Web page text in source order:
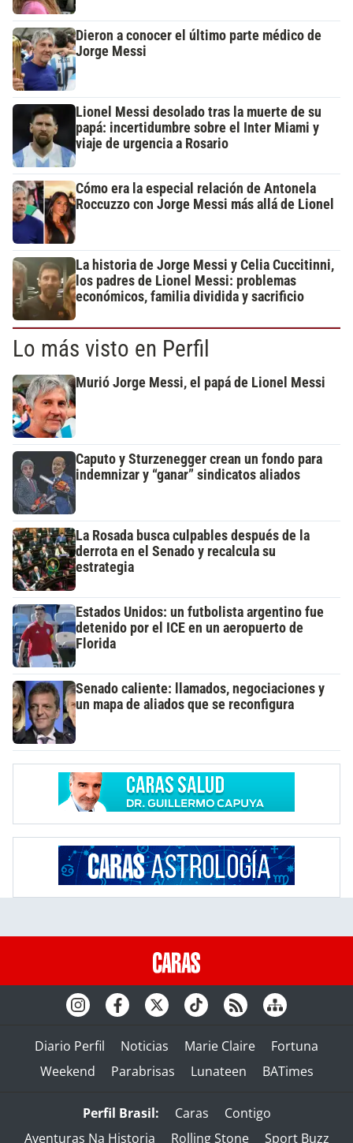
Dieron a conocer el último parte médico de
Jorge Messi
Lionel Messi desolado tras la muerte de su
papá: incertidumbre sobre el Inter Miami y
viaje de urgencia a Rosario
Cómo era la especial relación de Antonela
Roccuzzo con Jorge Messi más allá de Lionel
La historia de Jorge Messi y Celia Cuccitinni,
los padres de Lionel Messi: problemas
económicos, familia dividida y sacrificio
Lo más visto en Perfil
Murió Jorge Messi, el papá de Lionel Messi
Caputo y Sturzenegger crean un fondo para
indemnizar y “ganar” sindicatos aliados
La Rosada busca culpables después de la
derrota en el Senado y recalcula su
estrategia
Estados Unidos: un futbolista argentino fue
detenido por el ICE en un aeropuerto de
Florida
Senado caliente: llamados, negociaciones y
un mapa de aliados que se reconfigura
Diario Perfil Noticias Marie Claire
Fortuna
Weekend
Parabrisas Lunateen BATimes
Perfil Brasil: Caras
Contigo
Aventuras Na Historia
Rolling Stone Sport Buzz